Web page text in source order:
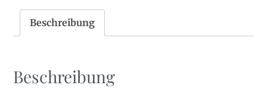
Beschreibung
Beschreibung